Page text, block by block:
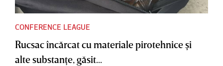
CONFERENCE LEAGUE
Rucsac încărcat cu materiale pirotehnice şi
alte substanţe, găsit...